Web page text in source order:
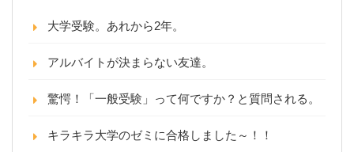
大学受験。あれから2年。
アルバイトが決まらない友達。
驚愕！「一般受験」って何ですか？と質問される。
キラキラ大学のゼミに合格しました～！！